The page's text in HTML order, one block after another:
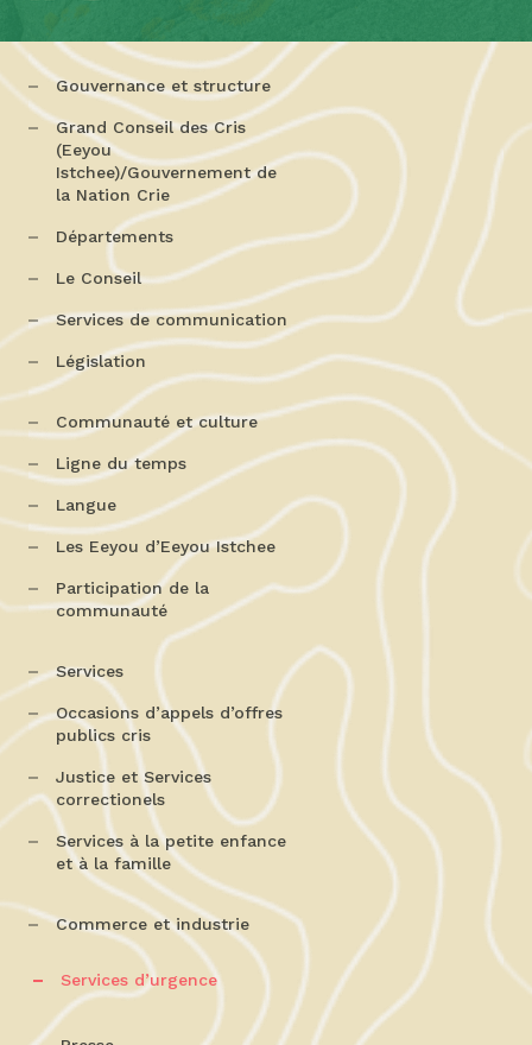
Gouvernance et structure
Grand Conseil des Cris
(Eeyou
Istchee)/Gouvernement de
la Nation Crie
Départements
Le Conseil
Services de communication
Législation
Communauté et culture
Ligne du temps
Langue
Les Eeyou d’Eeyou Istchee
Participation de la
communauté
Services
Occasions d’appels d’offres
publics cris
Justice et Services
correctionels
Services à la petite enfance
et à la famille
Commerce et industrie
Services d’urgence